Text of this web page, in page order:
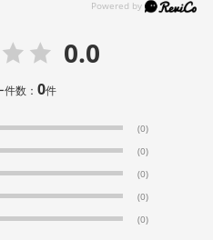
0.0
件数：0件
(0)
(0)
(0)
(0)
(0)